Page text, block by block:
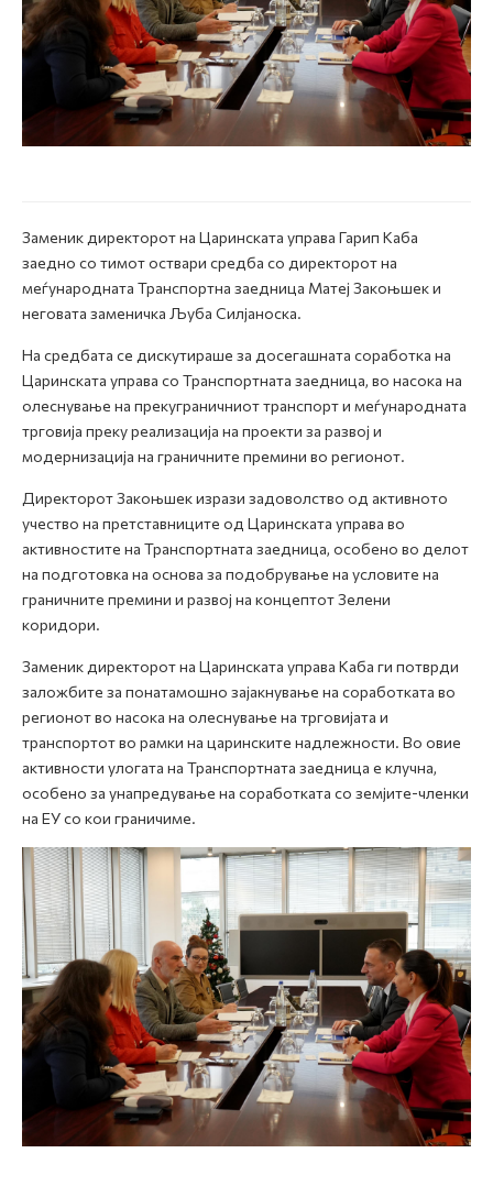
Заменик директорот на Царинската управа Гарип Каба
заедно со тимот оствари средба со директорот на
меѓународната Транспортна заедница Матеј Закоњшек и
неговата заменичка Љуба Силјаноска.
На средбата се дискутираше за досегашната соработка на
Царинската управа со Транспортната заедница, во насока на
олеснување на прекуграничниот транспорт и меѓународната
трговија преку реализација на проекти за развој и
модернизација на граничните премини во регионот.
Директорот Закоњшек изрази задоволство од активното
учество на претставниците од Царинската управа во
активностите на Транспортната заедница, особено во делот
на подготовка на основа за подобрување на условите на
граничните премини и развој на концептот Зелени
коридори.
Заменик директорот на Царинската управа Каба ги потврди
заложбите за понатамошно зајакнување на соработката во
регионот во насока на олеснување на трговијата и
транспортот во рамки на царинските надлежности. Во овие
активности улогата на Транспортната заедница е клучна,
особено за унапредување на соработката со земјите-членки
на ЕУ со кои граничиме.